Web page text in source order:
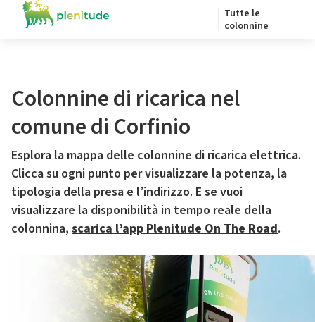
Tutte le
colonnine
Colonnine di ricarica nel
comune di Corfinio
Esplora la mappa delle colonnine di ricarica elettrica.
Clicca su ogni punto per visualizzare la potenza, la
tipologia della presa e l’indirizzo. E se vuoi
visualizzare la disponibilità in tempo reale della
colonnina, scarica l’app Plenitude On The Road.